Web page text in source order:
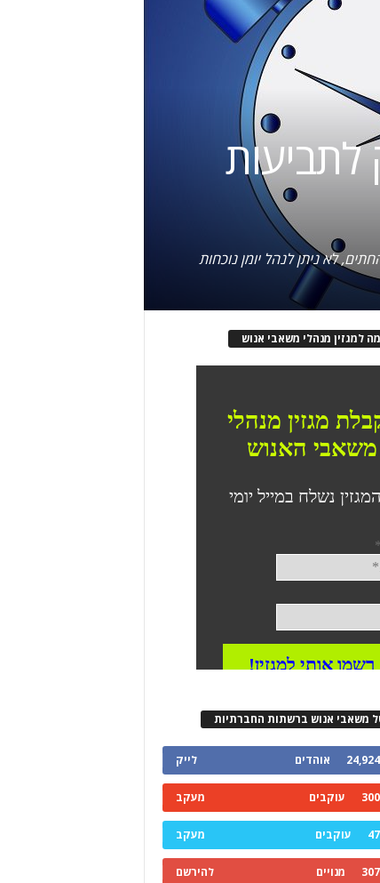
לא ניתן לנהל יומן נוכחות
למגזין מנהלי משאבי אנוש
משאבי אנוש ברשתות החברתיות
24,924 אוהדים לייק
300 עוקבים מעקב
47 עוקבים מעקב
307 מנויים להירשם